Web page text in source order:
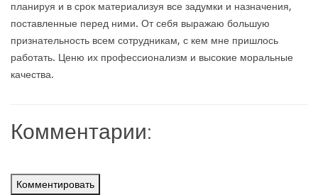
планируя и в срок материализуя все задумки и назначения,
поставленные перед ними. От себя выражаю большую
признательность всем сотрудникам, с кем мне пришлось
работать. Ценю их профессионализм и высокие моральные
качества.
Комментарии:
Комментировать